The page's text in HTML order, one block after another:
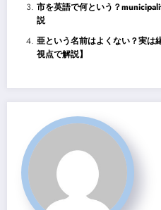
市を英語で何という？
説
亜という名前はよくない？実は
視点で解説】